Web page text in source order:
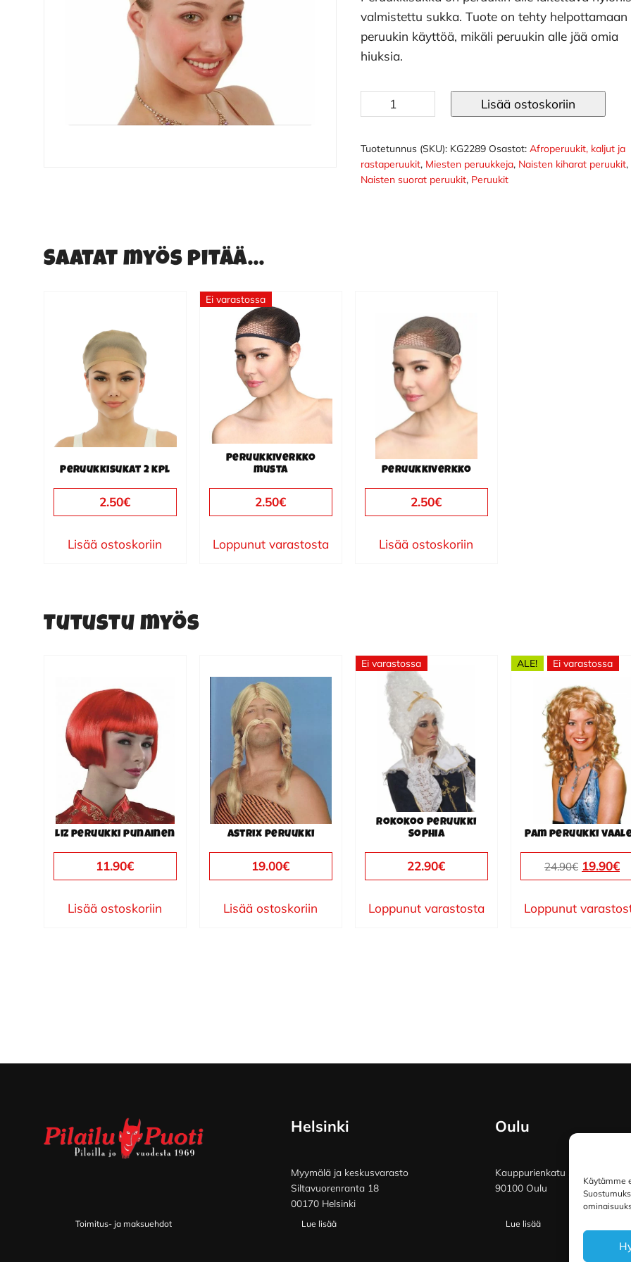
Käytämme
valmistettu sukka. Tuote on tehty helpottamaan
peruukin käyttöä, mikäli peruukin alle jää omia
hiuksia.
Peruukkisukka
2
määrä
Lisää ostoskoriin
Tuotetunnus (SKU): KG2289 Osastot:Afroperuukit, kaljut ja
rastaperuukit, Miesten peruukkeja, Naisten kiharat peruukit,
Naisten suorat peruukit, Peruukit
Saatat myös pitää...
Peruukkisukat 2 kpl
2.50€
Lisää ostoskoriin
Ei varastossa
Peruukkiverkko
musta
2.50€
Loppunut varastosta
Peruukkiverkko
2.50€
Lisää ostoskoriin
Tutustu myös
Liz peruukki punainen
11.90€
Lisää ostoskoriin
Astrix peruukki
19.00€
Lisää ostoskoriin
Ei varastossa
Rokokoo peruukki
Sophia
22.90€
Loppunut varastosta
ALE! Ei varastossa
Pam peruukki
24.90€
hinta
oli:
19.90€
Loppunut
Toimitus- ja maksuehdot
Helsinki
Myymälä ja keskusvarasto
Siltavuorenranta 18
00170 Helsinki
Lue lisää
Oulu
Kauppurienkatu 34
90100 Oulu
Lue lisää